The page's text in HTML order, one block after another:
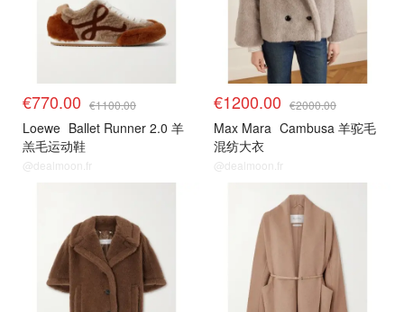
€770.00 €1100.00
Loewe Ballet Runner 2.0 羊
羔毛运动鞋
@dealmoon.fr
€1200.00 €2000.00
Max Mara Cambusa 羊驼毛
混纺大衣
@dealmoon.fr